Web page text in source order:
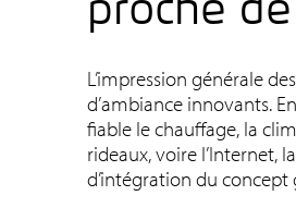
L’impression générale
d’ambiance innovants.
fiable le chauffage, la
rideaux, voire l’Internet,
d’intégration du concept